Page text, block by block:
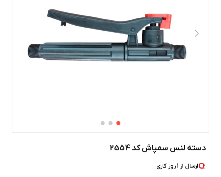
دسته لنس سمپاش کد 2554
ارسال از 1روز کاری